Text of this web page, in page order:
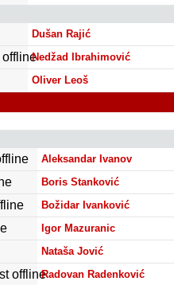
Dušan Rajić
Nedžad Ibrahimović
Oliver Leoš
Aleksandar Ivanov
Boris Stanković
Božidar Ivanković
Igor Mazuranic
Nataša Jović
Radovan Radenković